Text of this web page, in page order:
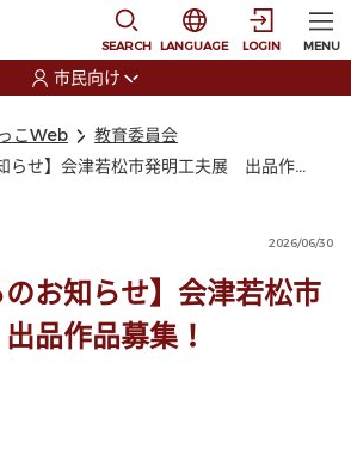
SEARCH
選択すると言語の切
LANGUAGE LOGIN MENU
市民向け
こWeb
教育委員会
【商工課からのお知らせ】会津若松市発明工夫展 出品作品募集！
2026/06/30
のお知らせ】会津若松市
品作品募集！